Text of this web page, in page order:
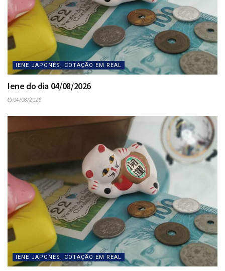
IENE JAPONÊS, COTAÇÃO EM REAL
Iene do dia 04/08/2026
04/08/2026
IENE JAPONÊS, COTAÇÃO EM REAL